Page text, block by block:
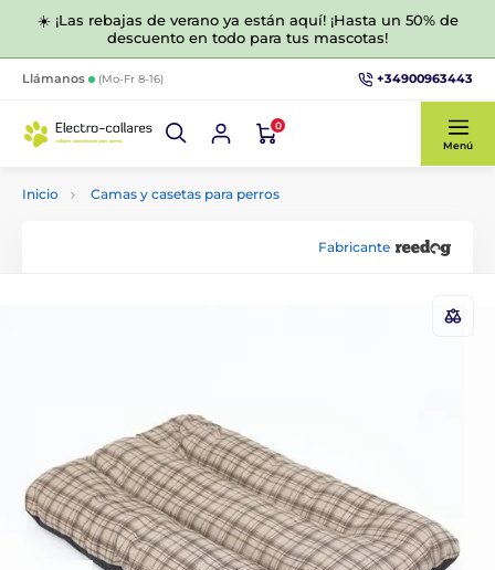
☀️ ¡Las rebajas de verano ya están aquí! ¡Hasta un 50% de
descuento en todo para tus mascotas!
Llámanos (Mo-Fr 8-16) +34900963443
0
Menú
Inicio Camas y casetas para perros
Fabricante